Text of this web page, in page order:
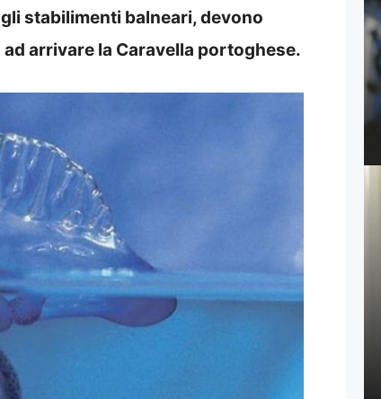
stabilimenti balneari, devono
arrivare la Caravella portoghese.